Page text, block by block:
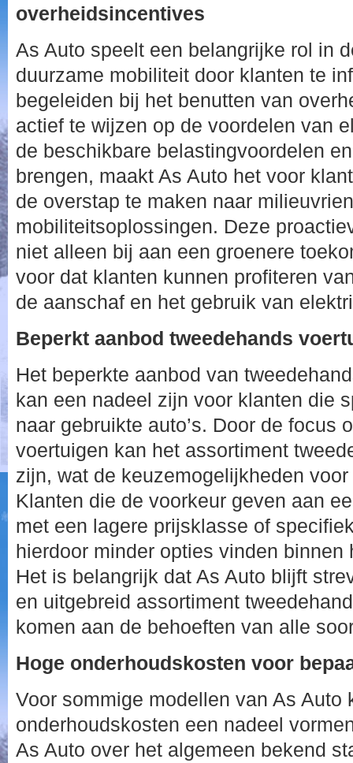
overheidsincentives
As Auto speelt een belangrijke rol in
duurzame mobiliteit door klanten te
begeleiden bij het benutten van
actief te wijzen op de voordelen van
de beschikbare belastingvoordelen
brengen, maakt As Auto het voor
de overstap te maken naar
mobiliteitsoplossingen. Deze
niet alleen bij aan een groenere
voor dat klanten kunnen profiteren
de aanschaf en het gebruik van
Beperkt aanbod tweedehands
Het beperkte aanbod van
kan een nadeel zijn voor klanten die
naar gebruikte auto’s. Door de focus
voertuigen kan het assortiment
zijn, wat de keuzemogelijkheden
Klanten die de voorkeur geven aan
met een lagere prijsklasse of
hierdoor minder opties vinden binnen
Het is belangrijk dat As Auto blijft
en uitgebreid assortiment
komen aan de behoeften van alle
Hoge onderhoudskosten voor
Voor sommige modellen van As Auto
onderhoudskosten een nadeel
As Auto over het algemeen bekend